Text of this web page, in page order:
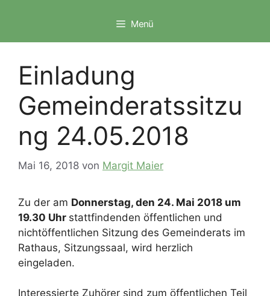
Menü
Einladung
Gemeinderatssitzu
ng 24.05.2018
Mai 16, 2018 von Margit Maier
Zu der am Donnerstag, den 24. Mai 2018 um
19.30 Uhr stattfindenden öffentlichen und
nichtöffentlichen Sitzung des Gemeinderats im
Rathaus, Sitzungssaal, wird herzlich
eingeladen.
Interessierte Zuhörer sind zum öffentlichen Teil